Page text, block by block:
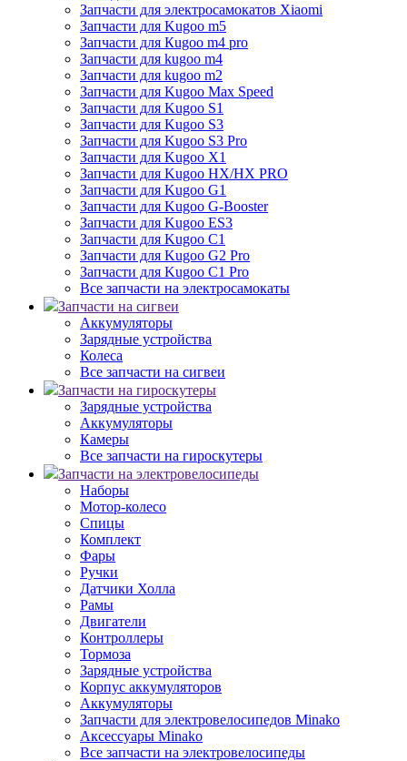
Запчасти для электросамокатов Xiaomi
Запчасти для Kugoo m5
Запчасти для Кugoo m4 pro
Запчасти для kugoo m4
Запчасти для kugoo m2
Запчасти для Kugoo Max Speed
Запчасти для Kugoo S1
Запчасти для Kugoo S3
Запчасти для Kugoo S3 Pro
Запчасти для Kugoo X1
Запчасти для Kugoo HX/HX PRO
Запчасти для Kugoo G1
Запчасти для Kugoo G-Booster
Запчасти для Kugoo ES3
Запчасти для Kugoo C1
Запчасти для Kugoo G2 Pro
Запчасти для Kugoo C1 Pro
Все запчасти на электросамокаты
Запчасти на сигвеи
Аккумуляторы
Зарядные устройства
Колеса
Все запчасти на сигвеи
Запчасти на гироскутеры
Зарядные устройства
Аккумуляторы
Камеры
Все запчасти на гироскутеры
Запчасти на электровелосипеды
Наборы
Мотор-колесо
Спицы
Комплект
Фары
Ручки
Датчики Холла
Рамы
Двигатели
Контроллеры
Тормоза
Зарядные устройства
Корпус аккумуляторов
Аккумуляторы
Запчасти для электровелосипедов Minako
Аксессуары Minako
Все запчасти на электровелосипеды